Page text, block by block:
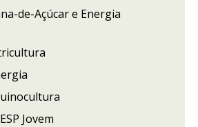
de-Açúcar e Energia
Jovem